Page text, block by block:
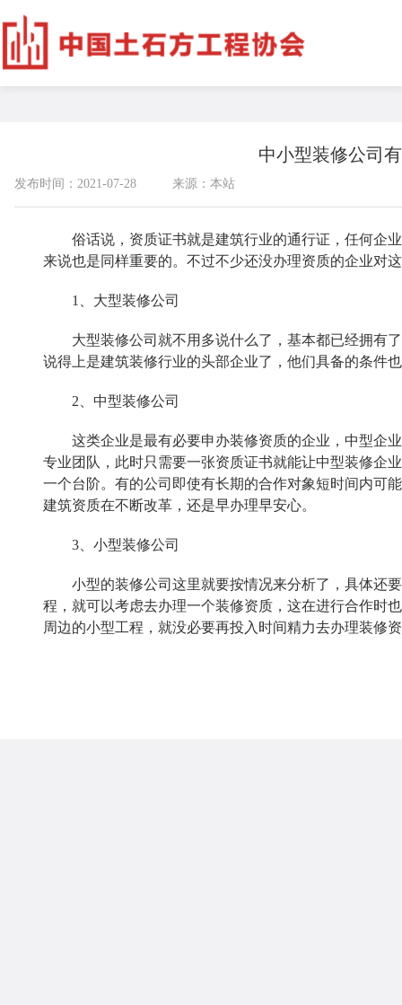
中小型装修公司
发布时间：2021-07-28 来源：本站
俗话说，资质证书就是建筑行业的通行证，任何企业
来说也是同样重要的。不过不少还没办理资质的企业对
1、大型装修公司
大型装修公司就不用多说什么了，基本都已经拥有了
说得上是建筑装修行业的头部企业了，他们具备的条件
2、中型装修公司
这类企业是最有必要申办装修资质的企业，中型企业
专业团队，此时只需要一张资质证书就能让中型装修企
一个台阶。有的公司即使有长期的合作对象短时间内可
建筑资质在不断改革，还是早办理早安心。
3、小型装修公司
小型的装修公司这里就要按情况来分析了，具体还要
程，就可以考虑去办理一个装修资质，这在进行合作时
周边的小型工程，就没必要再投入时间精力去办理装修